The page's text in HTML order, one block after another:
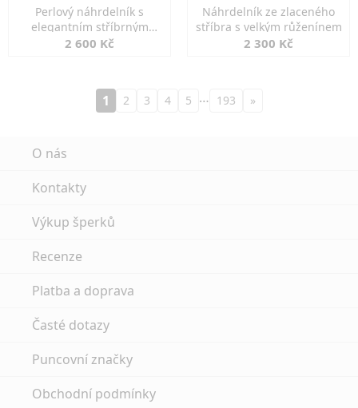
Perlový náhrdelník s
elegantním stříbrným
zapínáním
2 600 Kč
Náhrdelník ze zlaceného
stříbra s velkým růženínem
2 300 Kč
1 2 3 4 5 … 193 »
O nás
Kontakty
Výkup šperků
Recenze
Platba a doprava
Časté dotazy
Puncovní značky
Obchodní podmínky